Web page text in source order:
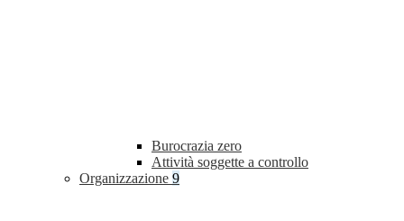
Burocrazia zero
Attività soggette a controllo
Organizzazione 9